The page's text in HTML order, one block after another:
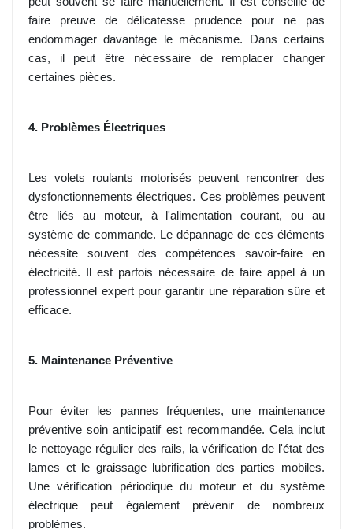
faire preuve de délicatesse prudence pour ne pas
endommager davantage le mécanisme. Dans certains
cas, il peut être nécessaire de remplacer changer
certaines pièces.
4. Problèmes Électriques
Les volets roulants motorisés peuvent rencontrer des
dysfonctionnements électriques. Ces problèmes peuvent
être liés au moteur, à l'alimentation courant, ou au
système de commande. Le dépannage de ces éléments
nécessite souvent des compétences savoir-faire en
électricité. Il est parfois nécessaire de faire appel à un
professionnel expert pour garantir une réparation sûre et
efficace.
5. Maintenance Préventive
Pour éviter les pannes fréquentes, une maintenance
préventive soin anticipatif est recommandée. Cela inclut
le nettoyage régulier des rails, la vérification de l'état des
lames et le graissage lubrification des parties mobiles.
Une vérification périodique du moteur et du système
électrique peut également prévenir de nombreux
problèmes.